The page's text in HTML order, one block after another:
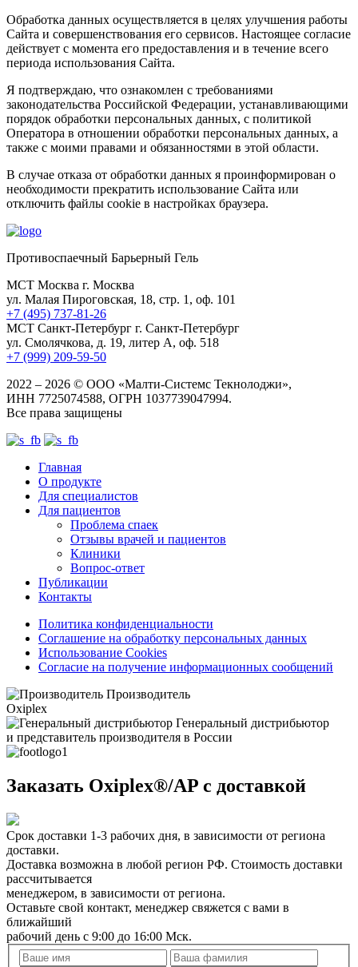
Обработка данных осуществляется в целях улучшения работы
Сайта и совершенствования его сервисов. Настоящее согласие
действует с момента его предоставления и в течение всего
периода использования Сайта.
Я подтверждаю, что ознакомлен с требованиями
законодательства Российской Федерации, устанавливающими
порядок обработки персональных данных, с политикой
Оператора в отношении обработки персональных данных, а
также с моими правами и обязанностями в этой области.
В случае отказа от обработки данных я проинформирован о
необходимости прекратить использование Сайта или
отключить файлы cookie в настройках браузера.
Противоспаечный Барьерный Гель
МСТ Москва г. Москва
ул. Малая Пироговская, 18, стр. 1, оф. 101
+7 (495) 737-81-26
МСТ Санкт-Петербург г. Санкт-Петербург
ул. Смолячкова, д. 19, литер А, оф. 518
+7 (999) 209-59-50
2022 – 2026 © ООО «Малти-Системс Текнолоджи»,
ИНН 7725074588, ОГРН 1037739047994.
Все права защищены
Главная
О продукте
Для специалистов
Для пациентов
Проблема спаек
Отзывы врачей и пациентов
Клиники
Вопрос-ответ
Публикации
Контакты
Политика конфиденциальности
Соглашение на обработку персональных данных
Использование Cookies
Согласие на получение информационных сообщений
Производитель
Oxiplex
Генеральный дистрибьютор
и представитель производителя в России
Заказать Oxiplex®/AP с доставкой
Срок доставки 1-3 рабочих дня, в зависимости от региона
доставки.
Доставка возможна в любой регион РФ. Стоимость доставки
рассчитывается
менеджером, в зависимости от региона.
Оставьте свой контакт, менеджер свяжется с вами в
ближайший
рабочий день с 9:00 до 16:00 Мск.